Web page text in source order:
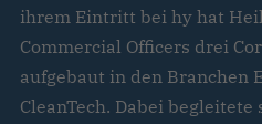
ihrem Eintritt bei hy hat
Commercial Officers drei
aufgebaut in den Branchen
CleanTech. Dabei